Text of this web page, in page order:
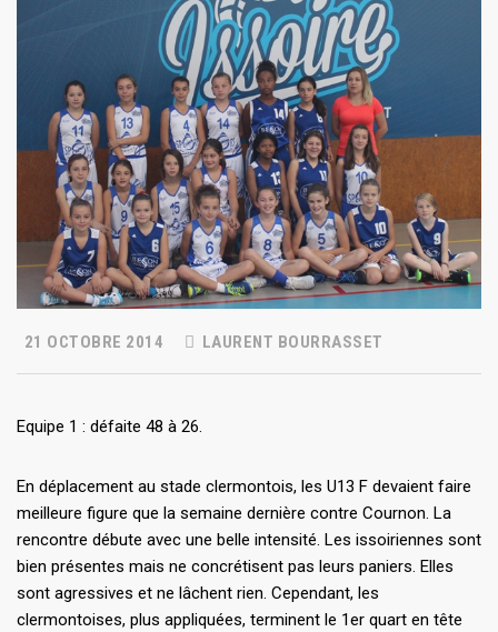
21 OCTOBRE 2014 LAURENT BOURRASSET
Equipe 1 : défaite 48 à 26.
En déplacement au stade clermontois, les U13 F devaient faire
meilleure figure que la semaine dernière contre Cournon. La
rencontre débute avec une belle intensité. Les issoiriennes sont
bien présentes mais ne concrétisent pas leurs paniers. Elles
sont agressives et ne lâchent rien. Cependant, les
clermontoises, plus appliquées, terminent le 1er quart en tête